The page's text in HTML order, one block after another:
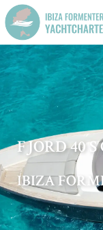
FJORD 40
IBIZA